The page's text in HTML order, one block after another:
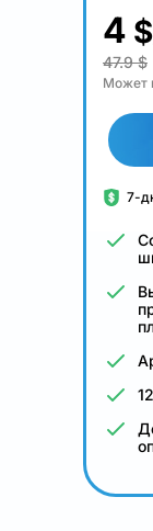
4 $
47.9 $
Может
7-